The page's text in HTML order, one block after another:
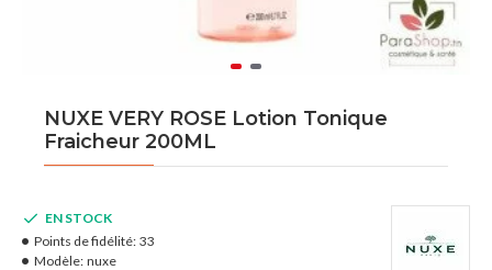
NUXE VERY ROSE Lotion Tonique
Fraicheur 200ML
EN STOCK
Points de fidélité: 33
Modèle: nuxe